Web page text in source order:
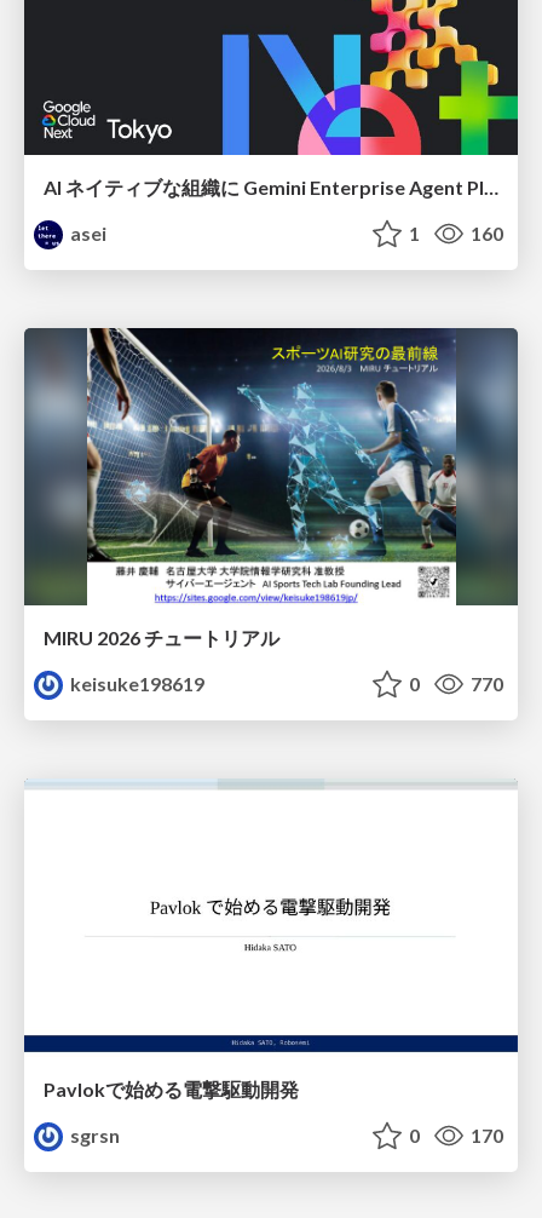
AI ネイティブな組織に Gemini Enterprise Agent Platform がなぜ必要なのか
asei
1 160
MIRU 2026 チュートリアル
keisuke198619
0 770
Pavlokで始める電撃駆動開発
sgrsn
0 170